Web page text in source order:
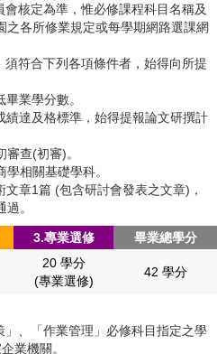
核定為準，惟必修課程科目名稱及
之各所修業規定或每學期網路選課網
符合下列各項條件者，始得向所提
業學分數。
績達及格標準，始得提報論文研撰計
查(初審)。
相關基礎學科。
章1篇 (包含研討會發表之文章)，
。
3.專業選修
畢業總學分
20 學分
(專業選修)
42 學分
、「作業管理」必修科目指定之學
業機關。